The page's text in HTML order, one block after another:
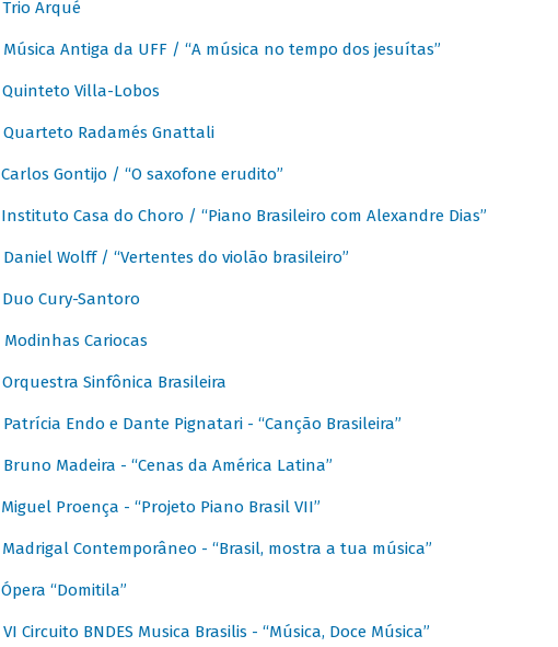
Trio Arqué
Música Antiga da UFF / “A música no tempo dos jesuítas”
Quinteto Villa-Lobos
Quarteto Radamés Gnattali
Carlos Gontijo / “O saxofone erudito”
Instituto Casa do Choro / “Piano Brasileiro com Alexandre Dias”
Daniel Wolff / “Vertentes do violão brasileiro”
Duo Cury-Santoro
Modinhas Cariocas
Orquestra Sinfônica Brasileira
Patrícia Endo e Dante Pignatari - “Canção Brasileira”
Bruno Madeira - “Cenas da América Latina”
Miguel Proença - “Projeto Piano Brasil VII”
Madrigal Contemporâneo - “Brasil, mostra a tua música”
Ópera “Domitila”
VI Circuito BNDES Musica Brasilis - “Música, Doce Música”